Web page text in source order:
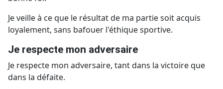
Je veille à ce que le résultat de ma partie soit acquis
loyalement, sans bafouer l'éthique sportive.
Je respecte mon adversaire
Je respecte mon adversaire, tant dans la victoire que
dans la défaite.